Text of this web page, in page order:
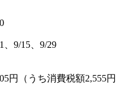
、9/15、9/29
円（うち消費税額2,555円